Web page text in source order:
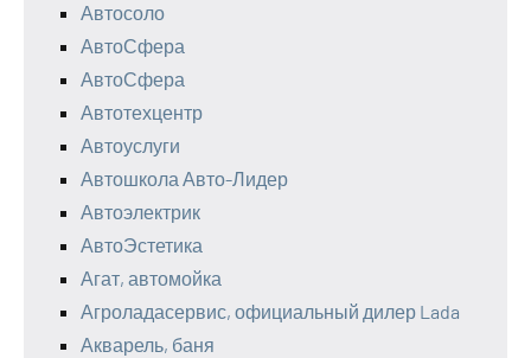
Автосоло
АвтоСфера
АвтоСфера
Автотехцентр
Автоуслуги
Автошкола Авто-Лидер
Автоэлектрик
АвтоЭстетика
Агат, автомойка
Агроладасервис, официальный дилер Lada
Акварель, баня